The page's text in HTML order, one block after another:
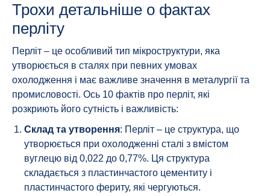
Трохи детальніше о фактах
перліту
Перліт – це особливий тип мікроструктури, яка
утворюється в сталях при певних умовах
охолодження і має важливе значення в металургії та
промисловості. Ось 10 фактів про перліт, які
розкриють його сутність і важливість:
Склад та утворення: Перліт – це структура, що
утворюється при охолодженні сталі з вмістом
вуглецю від 0,022 до 0,77%. Ця структура
складається з пластинчастого цементиту і
пластинчастого фериту, які чергуються.